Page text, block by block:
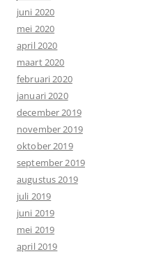
juni 2020
mei 2020
april 2020
maart 2020
februari 2020
januari 2020
december 2019
november 2019
oktober 2019
september 2019
augustus 2019
juli 2019
juni 2019
mei 2019
april 2019